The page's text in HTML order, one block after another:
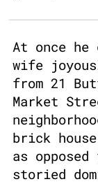
At once
wife
from 21
Market
brick
as
storied